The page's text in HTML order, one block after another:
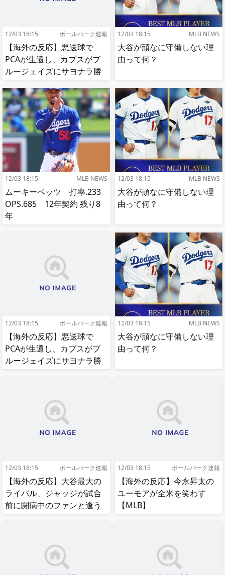
12/03 18:15 ボールパーク速報
【海外の反応】悪送球で
PCAが生還し、カブスがブ
ルージェイズにサヨナラ勝
12/03 18:15 MLB NEWS
大谷が頑なに守備しない理
由って何？
12/03 18:15 MLB NEWS
ムーキーベッツ 打率.233
OPS.685 12年契約 残り8
年
12/03 18:15 MLB NEWS
大谷が頑なに守備しない理
由って何？
12/03 18:15 ボールパーク速報
【海外の反応】悪送球で
PCAが生還し、カブスがブ
ルージェイズにサヨナラ勝
12/03 18:15 MLB NEWS
大谷が頑なに守備しない理
由って何？
12/03 18:15 ボールパーク速報
【海外の反応】大谷最大の
ライバル、ジャッジが試合
前に闘病中のファンと逢う
12/03 18:15 ボールパーク速報
【海外の反応】今永昇太の
ユーモアが全米を笑わす
【MLB】